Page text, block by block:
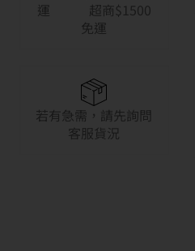
運 超商$1500
免運
若有急需，請先詢問
客服貨況